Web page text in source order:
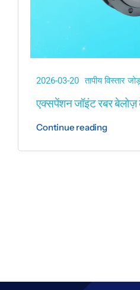
2026-03-20 तापीय विस्तार
एक्सपेंशन जॉइंट रबर
Continue reading